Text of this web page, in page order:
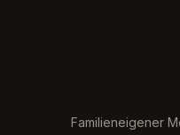
Familieneigener